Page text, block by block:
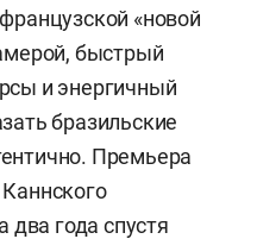
«новой
быстрый
и энергичный
бразильские
Премьера
два года спустя